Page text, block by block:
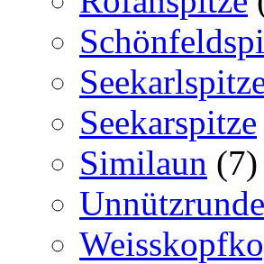
Seekarspitze
Similaun (7)
Unnützrunde